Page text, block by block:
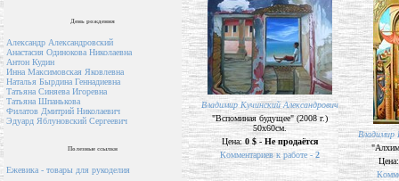
День рождения
Александр Александровский
Анастасия Одинокова Николаевна
Антон Кудин
Инна Максимовская Яковлевна
Наталья Бырдина Геннадиевна
Татьяна Синяева Игоревна
Татьяна Шпанькова
Филатов Дмитрий Николаевич
Эдуард Яблуновский Сергеевич
Полезные ссылки
Ежевика - товары для рукоделия
Владимир Кучинский Александрович
"Вспоминая будущее" (2008 г.)
50х60см.
Цена:0 $ - Не продаётся
Комментариев к работе - 2
Владимир